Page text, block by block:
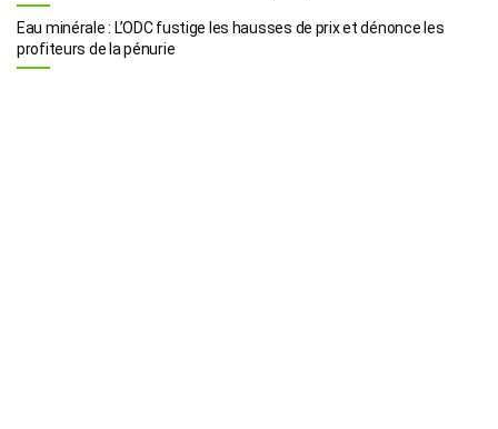
Eau minérale : L’ODC fustige les hausses de prix et dénonce les
profiteurs de la pénurie